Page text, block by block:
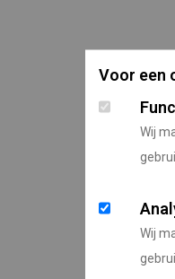
Voor een
Wij
Wij